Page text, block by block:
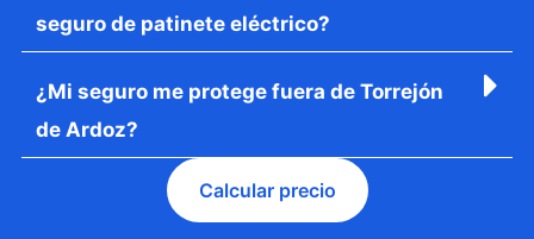
seguro de patinete eléctrico?
¿Mi seguro me protege fuera de Torrejón
de Ardoz?
Calcular precio